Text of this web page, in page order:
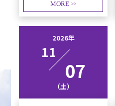
MORE >>
2026年
11
07
（土）